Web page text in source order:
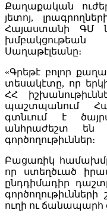
Քաղաքական
յետոյ,
Հայաստանի ԳՄ
Սաղաթէլեանը։
«Գրեթէ բոլոր
տեսակէտը, որ
ՀՀ
պաշտպանում
գտնւում է
անհրաժեշտ են
գործողութիւններ։
Բացառիկ
որ ստեղծւած
ընդդիմադիր
ուղի ու ճանապարհ